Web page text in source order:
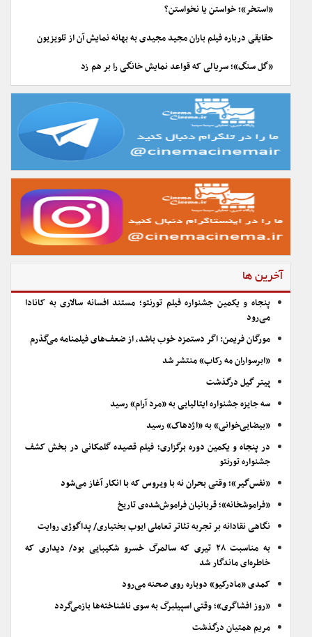
«استخر»؛ خواستن یا نخواستن؟
حقایقی درباره فیلم باران مجید مجیدی به بهانه نمایش آن از تلویزیون
«گل سنگ»؛ سریالی که قواعد نمایش خانگی را بر هم زد
آخرین ها
پنجاه و یکمین جشنواره فیلم تورنتو؛ مستند افسانه سالاری به کانادا
می‌رود
مورگان فریمن: اگر دستمزد خوب باشد، از ضعف‌های فیلمنامه می‌گذرم
«ابرسواران مه رکاب» منتشر شد
پیتر گیل درگذشت
سه جایزه جشنواره ایتالیایی به «مرد آرام» رسید
«بیضایی‌خوانی» به «اژدهاک» رسید
در پنجاه و یکمین دوره برگزاری؛ فیلم قصیده گلمکانی در بخش کشف
جشنواره تورنتو
«نفس‌گیر»؛ وقتی بحران نه با ویروس که با انکار آغاز می‌شود
«فراموشخانه»؛ قربانیان فراموش‌شده‌ی تاریخ
نگاهی نقادانه بر تجربه تئاتر تعاملی ایوب بختیاری/ پداگوژی روایت
به مناسبت ۲۸ تیری که سالمرگ خسرو شکیبایی بود/ دیداری که
خاطره‌ای ماندگار شد
کمدی «مادرکیو» دوباره روی صحنه می‌رود
«روز افشاگری»؛ وقتی اسپیلبرگ به سوی ناشناخته‌ها بازمی‌گردد
مریم همتیان درگذشت